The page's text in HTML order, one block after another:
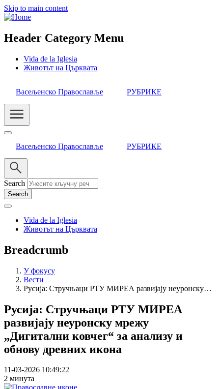
Skip to main content
Header Category Menu
Vida de la Iglesia
Животът на Църквата
Васељенско Православље РУБРИКЕ
Васељенско Православље РУБРИКЕ
Search
Vida de la Iglesia
Животът на Църквата
Breadcrumb
У фокусу
Вести
Русија: Стручњаци РТУ МИРЕА развијају неуронску…
Русија: Стручњаци РТУ МИРЕА
развијају неуронску мрежу
„Дигитални ковчег“ за анализу и
обнову древних икона
11-03-2026 10:49:22
2 минута